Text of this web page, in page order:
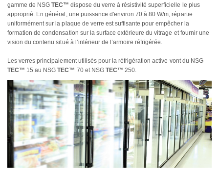
gamme de NSGTEC™ dispose du verre à résistivité superficielle le plus
approprié. En général, une puissance d'environ 70 à 80 W/m, répartie
uniformément sur la plaque de verre est suffisante pour empêcher la
formation de condensation sur la surface extérieure du vitrage et fournir une
vision du contenu situé à l’intérieur de l’armoire réfrigérée.
Les verres principalement utilisés pour la réfrigération active vont du NSG
TEC™ 15 au NSGTEC™ 70 et NSG TEC™ 250.